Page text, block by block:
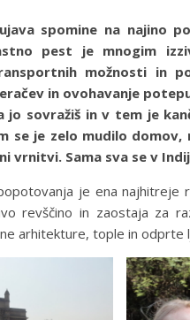
spomine na najino
pest je mnogim
možnosti in
in ovohavanje
jo sovražiš in v tem je
se je zelo mudilo
vrnitvi. Sama sva se v
je ena
revščino in zaostaja za
arhitekture, tople in odprte